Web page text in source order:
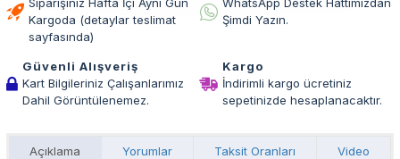
Kargoda (detaylar teslimat
sayfasında)
Şimdi Yazın.
Güvenli Alışveriş
Kart Bilgileriniz Çalışanlarımız
Dahil Görüntülenemez.
Kargo
İndirimli kargo ücretiniz
sepetinizde hesaplanacaktır.
Açıklama Yorumlar Taksit Oranları Video